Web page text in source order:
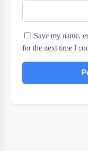
Save my name,
for the next time I